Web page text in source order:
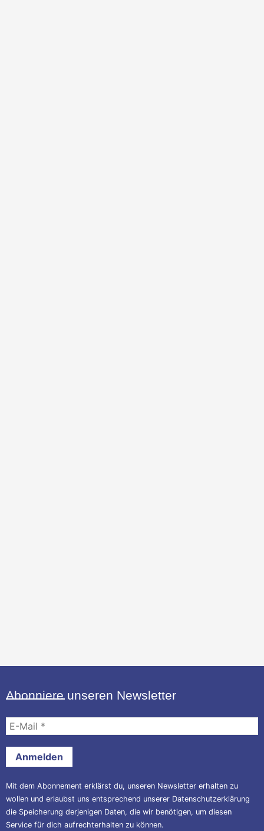
Abonniere unseren Newsletter
Mail
Mit dem Abonnement erklärst du, unseren Newsletter erhalten zu
wollen und erlaubst uns entsprechend unserer Datenschutzerklärung
die Speicherung derjenigen Daten, die wir benötigen, um diesen
Service für dich aufrechterhalten zu können.